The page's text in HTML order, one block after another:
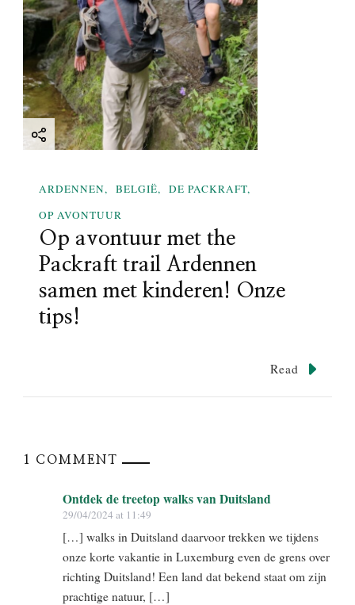
ARDENNEN BELGIË
DE PACKRAFT
OP AVONTUUR
Op avontuur met the
Packraft trail Ardennen
samen met kinderen! Onze
tips!
Read
1 COMMENT
Ontdek de treetop walks van Duitsland
29/04/2024 at 11:49
[…] walks in Duitsland daarvoor trekken we tijdens
onze korte vakantie in Luxemburg even de grens over
richting Duitsland! Een land dat bekend staat om zijn
prachtige natuur, […]